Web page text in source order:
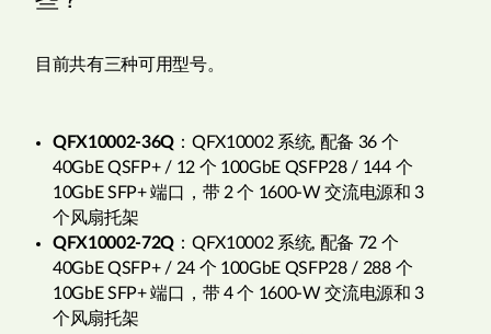
目前共有三种可用型号。
QFX10002-36Q ：QFX10002 系统, 配备 36 个
40GbE QSFP+ / 12 个 100GbE QSFP28 / 144 个
10GbE SFP+ 端口，带 2 个 1600-W 交流电源和 3
个风扇托架
QFX10002-72Q ：QFX10002 系统, 配备 72 个
40GbE QSFP+ / 24 个 100GbE QSFP28 / 288 个
10GbE SFP+ 端口，带 4 个 1600-W 交流电源和 3
个风扇托架